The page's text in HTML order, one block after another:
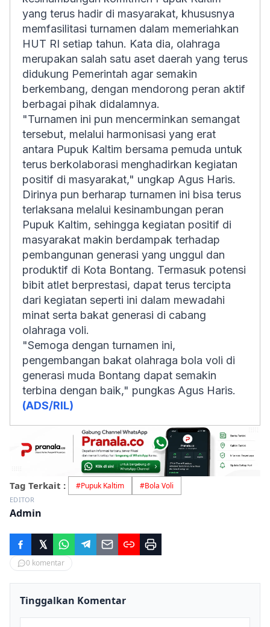
yang terus hadir di masyarakat, khususnya
memfasilitasi turnamen dalam memeriahkan
HUT RI setiap tahun. Kata dia, olahraga
merupakan salah satu aset daerah yang terus
didukung Pemerintah agar semakin
berkembang, dengan mendorong peran aktif
berbagai pihak didalamnya.
"Turnamen ini pun mencerminkan semangat
tersebut, melalui harmonisasi yang erat
antara Pupuk Kaltim bersama pemuda untuk
terus berkolaborasi menghadirkan kegiatan
positif di masyarakat," ungkap Agus Haris.
Dirinya pun berharap turnamen ini bisa terus
terlaksana melalui kesinambungan peran
Pupuk Kaltim, sehingga kegiatan positif di
masyarakat makin berdampak terhadap
pembangunan generasi yang unggul dan
produktif di Kota Bontang. Termasuk potensi
bibit atlet berprestasi, dapat terus tercipta
dari kegiatan seperti ini dalam mewadahi
minat serta bakat generasi di cabang
olahraga voli.
"Semoga dengan turnamen ini,
pengembangan bakat olahraga bola voli di
generasi muda Bontang dapat semakin
terbina dengan baik," pungkas Agus Haris.
(ADS/RIL)
Tag Terkait : #Pupuk Kaltim #Bola Voli
EDITOR
Admin
0 komentar
Tinggalkan Komentar